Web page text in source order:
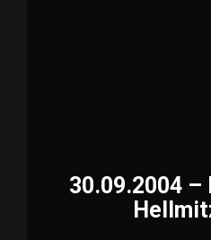
30.09.2004 –